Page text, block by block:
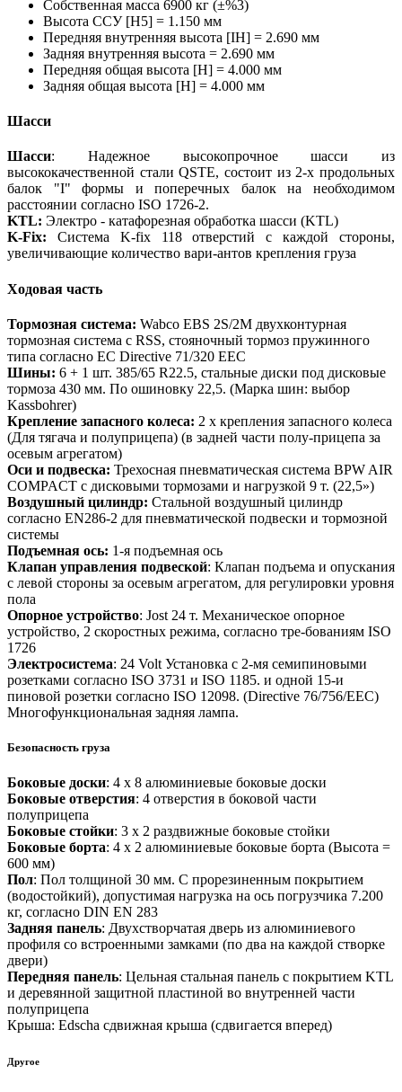
Собственная масса 6900 кг (±%3)
Высота ССУ [H5] = 1.150 мм
Передняя внутренняя высота [IH] = 2.690 мм
Задняя внутренняя высота = 2.690 мм
Передняя общая высота [H] = 4.000 мм
Задняя общая высота [H] = 4.000 мм
Шасси
Шасси: Надежное высокопрочное шасси из
высококачественной стали QSTE, состоит из 2-х продольных
балок "I" формы и поперечных балок на необходимом
расстоянии согласно ISO 1726-2.
KTL: Электро - катафорезная обработка шасси (KTL)
K-Fix: Система K-fix 118 отверстий с каждой стороны,
увеличивающие количество вари-антов крепления груза
Ходовая часть
Тормозная система: Wabco EBS 2S/2M двухконтурная
тормозная система с RSS, стояночный тормоз пружинного
типа согласно EC Directive 71/320 EEC
Шины: 6 + 1 шт. 385/65 R22.5, стальные диски под дисковые
тормоза 430 мм. По ошиновку 22,5. (Марка шин: выбор
Kassbohrer)
Крепление запасного колеса: 2 x крепления запасного колеса
(Для тягача и полуприцепа) (в задней части полу-прицепа за
осевым агрегатом)
Оси и подвеска: Трехосная пневматическая система BPW AIR
COMPACT с дисковыми тормозами и нагрузкой 9 т. (22,5»)
Воздушный цилиндр: Стальной воздушный цилиндр
согласно EN286-2 для пневматической подвески и тормозной
системы
Подъемная ось: 1-я подъемная ось
Клапан управления подвеской: Клапан подъема и опускания
с левой стороны за осевым агрегатом, для регулировки уровня
пола
Опорное устройство: Jost 24 т. Механическое опорное
устройство, 2 скоростных режима, согласно тре-бованиям ISO
1726
Электросистема: 24 Volt Установка с 2-мя семипиновыми
розетками согласно ISO 3731 и ISO 1185. и одной 15-и
пиновой розетки согласно ISO 12098. (Directive 76/756/EEC)
Многофункциональная задняя лампа.
Безопасность груза
Боковые доски: 4 х 8 алюминиевые боковые доски
Боковые отверстия: 4 отверстия в боковой части
полуприцепа
Боковые стойки: 3 x 2 раздвижные боковые стойки
Боковые борта: 4 x 2 алюминиевые боковые борта (Высота =
600 мм)
Пол: Пол толщиной 30 мм. С прорезиненным покрытием
(водостойкий), допустимая нагрузка на ось погрузчика 7.200
кг, согласно DIN EN 283
Задняя панель: Двухстворчатая дверь из алюминиевого
профиля со встроенными замками (по два на каждой створке
двери)
Передняя панель: Цельная стальная панель с покрытием KTL
и деревянной защитной пластиной во внутренней части
полуприцепа
Крыша: Edscha сдвижная крыша (сдвигается вперед)
Другое